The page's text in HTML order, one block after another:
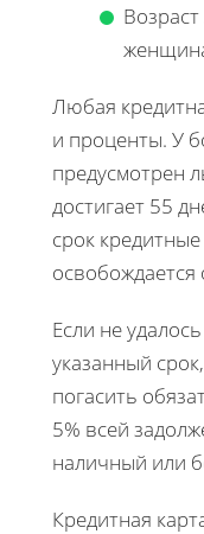
Любая
и проценты. У
предусмотрен
достигает 55
срок
освобождается
Если не
указанный
погасить
5% всей
наличный или
Кредитная